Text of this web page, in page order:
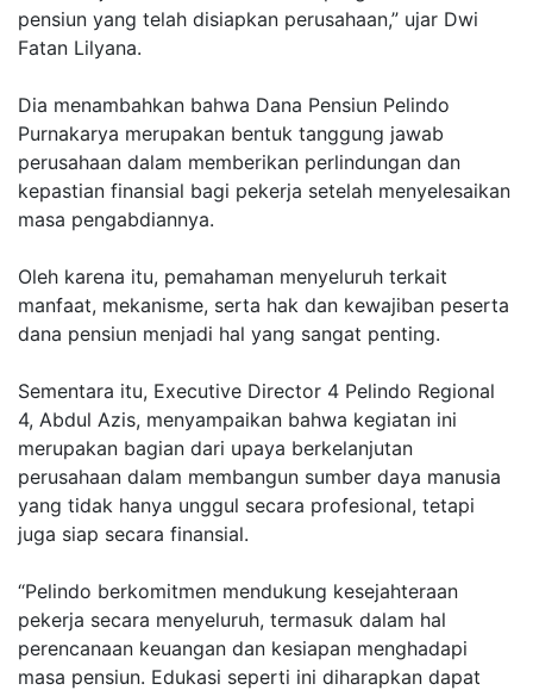
pensiun yang telah disiapkan perusahaan,” ujar Dwi
Fatan Lilyana.
Dia menambahkan bahwa Dana Pensiun Pelindo
Purnakarya merupakan bentuk tanggung jawab
perusahaan dalam memberikan perlindungan dan
kepastian finansial bagi pekerja setelah menyelesaikan
masa pengabdiannya.
Oleh karena itu, pemahaman menyeluruh terkait
manfaat, mekanisme, serta hak dan kewajiban peserta
dana pensiun menjadi hal yang sangat penting.
Sementara itu, Executive Director 4 Pelindo Regional
4, Abdul Azis, menyampaikan bahwa kegiatan ini
merupakan bagian dari upaya berkelanjutan
perusahaan dalam membangun sumber daya manusia
yang tidak hanya unggul secara profesional, tetapi
juga siap secara finansial.
“Pelindo berkomitmen mendukung kesejahteraan
pekerja secara menyeluruh, termasuk dalam hal
perencanaan keuangan dan kesiapan menghadapi
masa pensiun. Edukasi seperti ini diharapkan dapat